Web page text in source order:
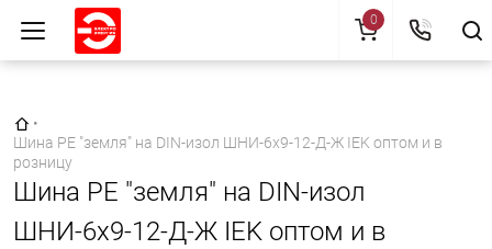
Главная страница
•
Шина PE "земля" на DIN-изол ШНИ-6х9-12-Д-Ж IEK оптом и в
розницу
Шина PE "земля" на DIN-изол
ШНИ-6х9-12-Д-Ж IEK оптом и в
0